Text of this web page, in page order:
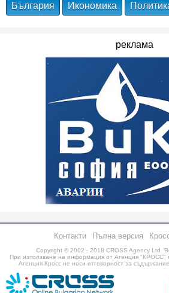
България Икономика
реклама
Контакти Пълна версия
Copyright © 2002 - 2018 CROSS Agency Ltd.
При използване на информация от Агенция "КРОСС"
Агенция Кросс не носи отговорност за